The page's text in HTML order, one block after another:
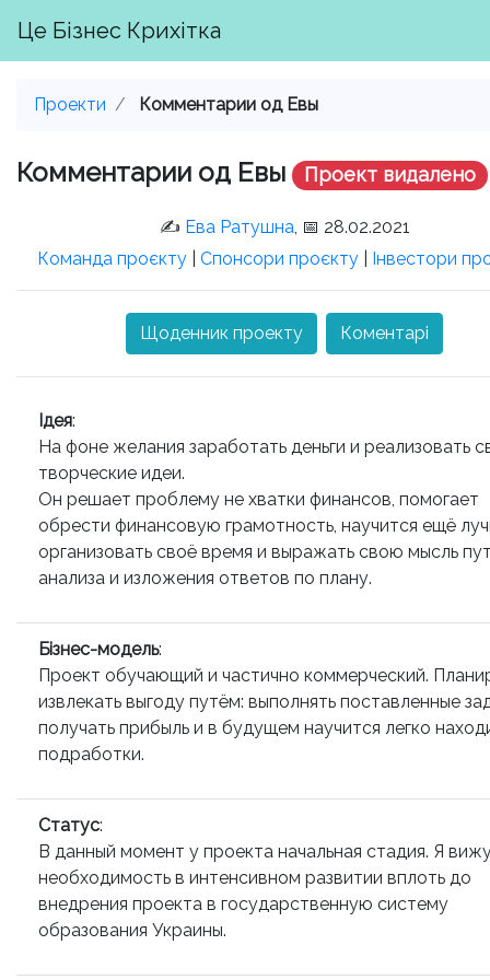
Це Бізнес Крихітка
Проекти Комментарии од Евы
Комментарии од Евы Проект видалено
✍️ Ева Ратушна , 📅 28.02.2021
Команда проєкту
Спонсори проєкту Інвестори
Щоденник проекту Коментарі
Ідея:
На фоне желания заработать деньги и реализовать
творческие идеи.
Он решает проблему не хватки финансов, помогает
обрести финансовую грамотность, научится ещё
организовать своё время и выражать свою мысль
анализа и изложения ответов по плану.
Бізнес-модель:
Проект обучающий и частично коммерческий.
извлекать выгоду путём: выполнять поставленные
получать прибыль и в будущем научится легко
подработки.
Статус:
В данный момент у проекта начальная стадия. Я
необходимость в интенсивном развитии вплоть до
внедрения проекта в государственную систему
образования Украины.